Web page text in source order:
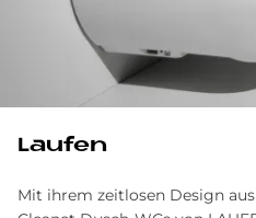
Lau­fen
Mit ihrem zeitlosen Design